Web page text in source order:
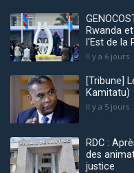
Rwanda
l'Est de la
Il y a 6 jours
[Tribune]
Kamitatu)
Il y a 5 jours
RDC :
des
justice